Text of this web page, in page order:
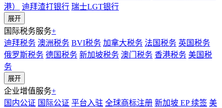
港）
迪拜渣打银行 瑞士LGT银行
展开
国际税务服务+
迪拜税务 澳洲税务 BVI税务 加拿大税务 法国税务 英国税务
俄罗斯税务 德国税务 新加坡税务 澳门税务 香港税务 美国税
务
展开
企业增值服务+
国内公证 国际公证 平台入驻 全球商标注册 新加坡 EP 续签 美